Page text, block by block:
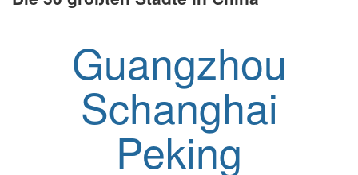
Guangzhou
Schanghai
Peking